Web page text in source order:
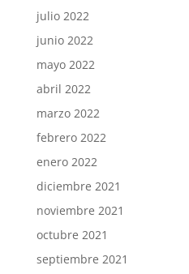
julio 2022
junio 2022
mayo 2022
abril 2022
marzo 2022
febrero 2022
enero 2022
diciembre 2021
noviembre 2021
octubre 2021
septiembre 2021